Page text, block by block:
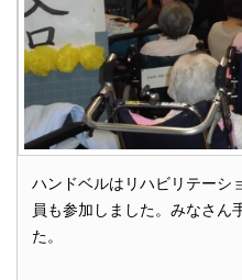
ハンドベルはリハビリテーシ
員も参加しました。みなさん
た。